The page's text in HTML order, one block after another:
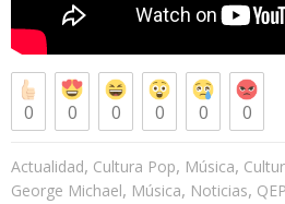
0 0 0 0 0 0
Actualidad, Cultura Pop, Música,
George Michael, Música, Noticias,